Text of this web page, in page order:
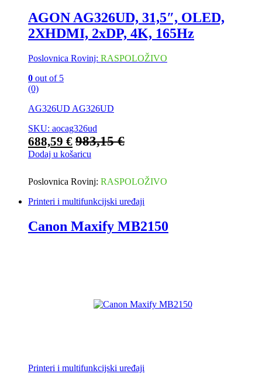
AGON AG326UD, 31,5″, OLED,
2XHDMI, 2xDP, 4K, 165Hz
Poslovnica Rovinj: RASPOLOŽIVO
0 out of 5
(0)
AG326UD AG326UD
SKU: aocag326ud
688,59 € 983,15€
Dodaj u košaricu
Poslovnica Rovinj: RASPOLOŽIVO
Printeri i multifunkcijski uređaji
Canon Maxify MB2150
Printeri i multifunkcijski uređaji